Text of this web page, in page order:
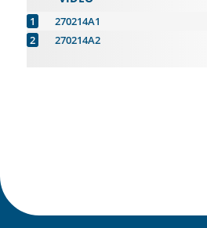
270214A1
270214A2